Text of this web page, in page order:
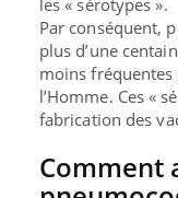
les « sérotypes ».
Par conséquent,
plus d’une
moins
l’Homme. Ces «
fabrication des
Comment